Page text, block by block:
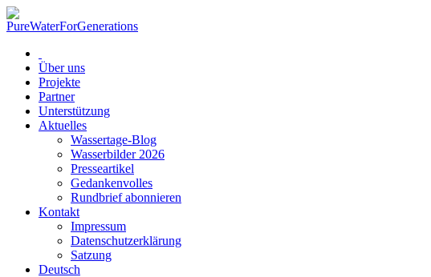
Über uns
Projekte
Partner
Unterstützung
Aktuelles
Wassertage-Blog
Wasserbilder 2026
Presseartikel
Gedankenvolles
Rundbrief abonnieren
Kontakt
Impressum
Datenschutzerklärung
Satzung
Deutsch